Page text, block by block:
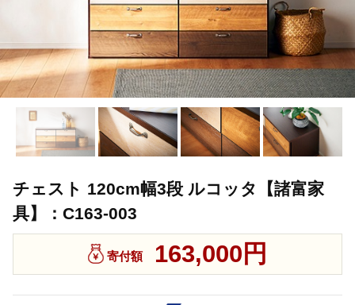
チェスト 120cm幅3段 ルコッタ【諸富家
具】：C163-003
寄付額 163,000円